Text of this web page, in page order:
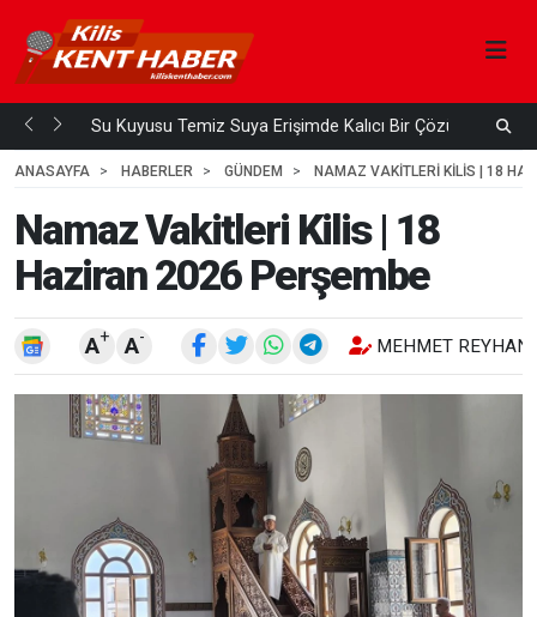
Su Kuyusu Temiz Suya Erişimde Kalıcı Bir Çözüm
4
ANASAYFA HABERLER GÜNDEM NAMAZ VAKITLERI KILIS | 18
Namaz Vakitleri Kilis | 18
Haziran 2026 Perşembe
A+ A- MEHMET